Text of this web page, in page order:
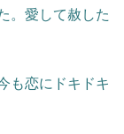
。愛して赦した
も恋にドキドキ